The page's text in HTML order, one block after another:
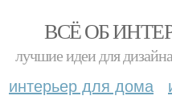
ВСЁ ОБ
лучшие идеи для
интерьер для дома